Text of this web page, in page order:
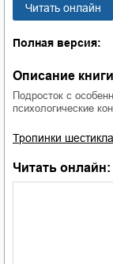
Читать онлайн
Полная версия:
Описание
Подросток с
психологические
Тропинки
Читать онлайн: